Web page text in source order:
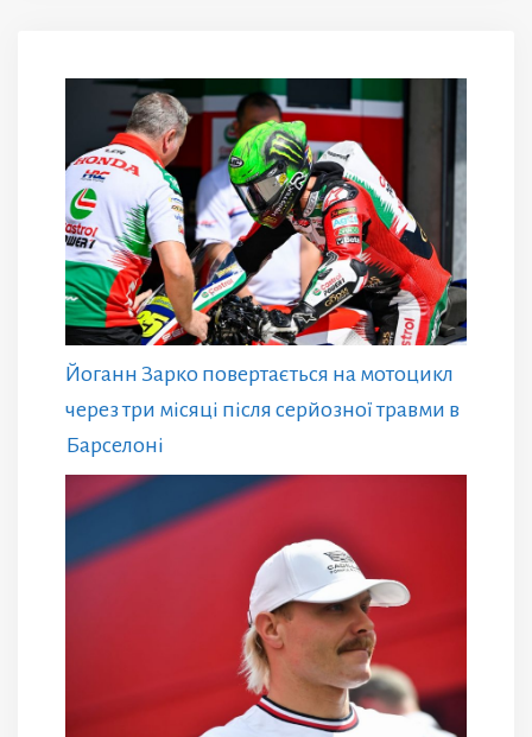
Йоганн Зарко повертається на мотоцикл
через три місяці після серйозної травми в
Барселоні